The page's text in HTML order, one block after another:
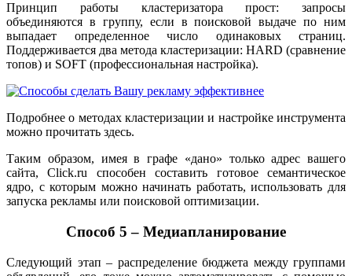
Принцип работы кластеризатора прост: запросы
объединяются в группу, если в поисковой выдаче по ним
выпадает определенное число одинаковых страниц.
Поддерживается два метода кластеризации: HARD (сравнение
топов) и SOFT (профессиональная настройка).
Подробнее о методах кластеризации и настройке инструмента
можно прочитать здесь.
Таким образом, имея в графе «дано» только адрес вашего
сайта, Click.ru способен составить готовое семантическое
ядро, с которым можно начинать работать, использовать для
запуска рекламы или поисковой оптимизации.
Способ 5 – Медиапланирование
Следующий этап – распределение бюджета между группами